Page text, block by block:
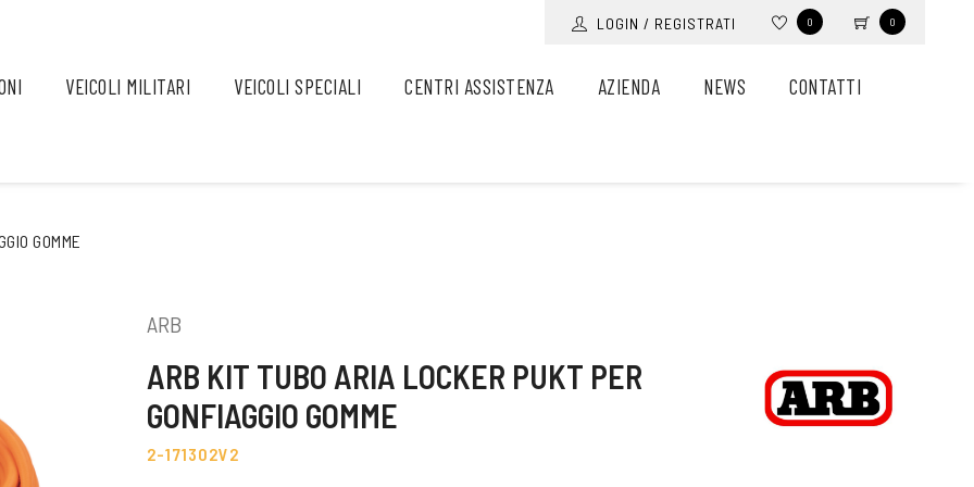
LOGIN / REGISTRATI 0 0
VEICOLI MILITARI VEICOLI SPECIALI CENTRI ASSISTENZA AZIENDA NEWS CONTATTI
GOMME
ARB
ARB KIT TUBO ARIA LOCKER PUKT PER
GONFIAGGIO GOMME
2-171302V2